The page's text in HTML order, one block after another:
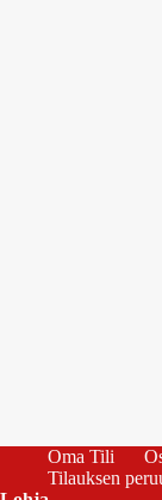
Oma Tili
Tilauksen